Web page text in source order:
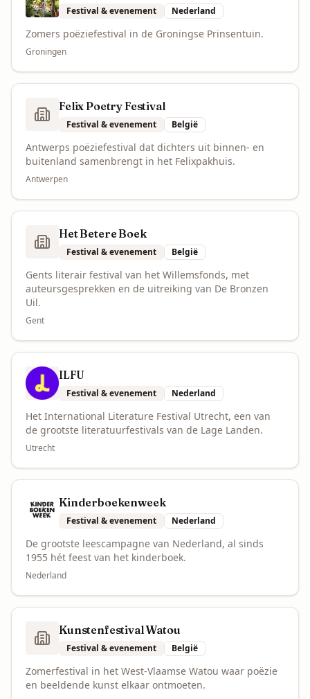
Festival & evenement Nederland
Zomers poëziefestival in de Groningse Prinsentuin.
Groningen
Felix Poetry Festival
Festival & evenement België
Antwerps poëziefestival dat dichters uit binnen- en
buitenland samenbrengt in het Felixpakhuis.
Antwerpen
Het Betere Boek
Festival & evenement België
Gents literair festival van het Willemsfonds, met
auteursgesprekken en de uitreiking van De Bronzen
Uil.
Gent
ILFU
Festival & evenement Nederland
Het International Literature Festival Utrecht, een van
de grootste literatuurfestivals van de Lage Landen.
Utrecht
Kinderboekenweek
Festival & evenement Nederland
De grootste leescampagne van Nederland, al sinds
1955 hét feest van het kinderboek.
Nederland
Kunstenfestival Watou
Festival & evenement België
Zomerfestival in het West-Vlaamse Watou waar poëzie
en beeldende kunst elkaar ontmoeten.